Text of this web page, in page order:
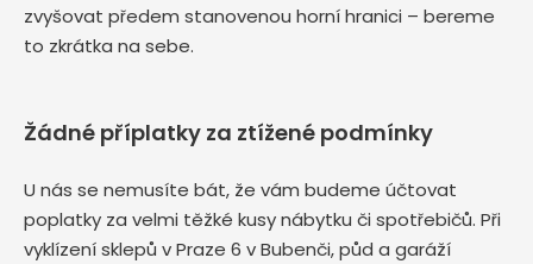
zvyšovat předem stanovenou horní hranici – bereme
to zkrátka na sebe.
Žádné příplatky za ztížené podmínky
U nás se nemusíte bát, že vám budeme účtovat
poplatky za velmi těžké kusy nábytku či spotřebičů. Při
vyklízení sklepů v Praze 6 v Bubenči, půd a garáží